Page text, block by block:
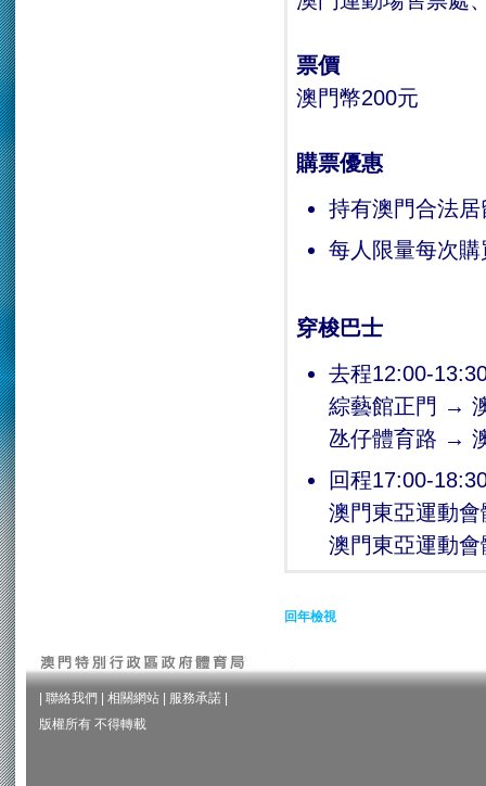
票價
澳門幣200元
購票優惠
持有澳門合法
每人限量每次
穿梭巴士
去程12:00-
綜藝館正門 →
氹仔體育路 →
回程17:00-
澳門東亞運動
澳門東亞運動
回年檢視
聯絡我們 相關網站 服務承諾
版權所有 不得轉載